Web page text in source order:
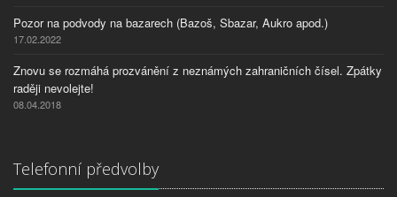
Pozor na podvody na bazarech (Bazoš, Sbazar, Aukro apod.)
17.02.2022
Znovu se rozmáhá prozvánění z neznámých zahraničních čísel. Zpátky
raději nevolejte!
08.04.2018
Telefonní předvolby